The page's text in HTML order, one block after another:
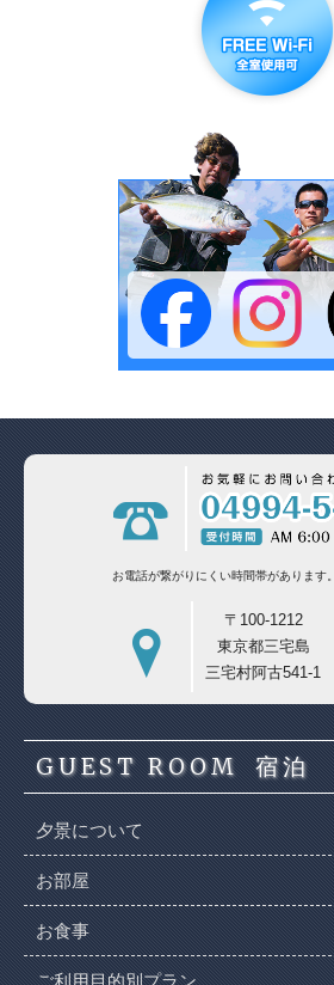
お電話が繋がりにくい時間帯があります。
〒100-1212
東京都三宅島
三宅村阿古541-1
GUEST ROOM 宿泊
夕景について
お部屋
お食事
ご利用目的別プラン